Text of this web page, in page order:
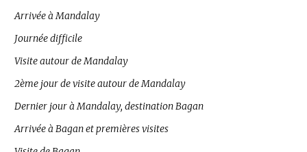
Arrivée à Mandalay
Journée difficile
Visite autour de Mandalay
2ème jour de visite autour de Mandalay
Dernier jour à Mandalay, destination Bagan
Arrivée à Bagan et premières visites